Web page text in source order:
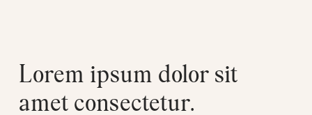
Lorem ipsum dolor sit
amet consectetur.